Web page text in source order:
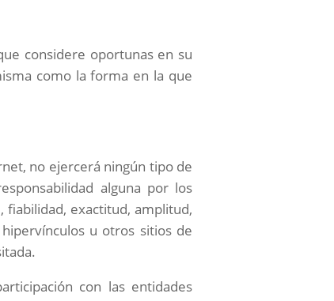
considere oportunas en su
como la forma en la que
no ejercerá ningún tipo de
alguna por los
fiabilidad, exactitud, amplitud,
u otros sitios de
con las entidades